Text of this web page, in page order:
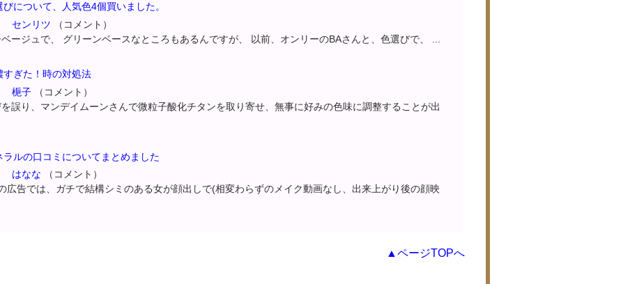
について、人気色4個買いました。
センリツ （コメント）
ージュで、 グリーンベースなところもあるんですが、 以前、オンリーのBAさんと、色選びで、 ...
すぎた！時の対処法
梔子 （コメント）
誤り、マンデイムーンさんで微粒子酸化チタンを取り寄せ、無事に好みの色味に調整することが出
ルの口コミについてまとめました
はなな （コメント）
広告では、ガチで結構シミのある女が顔出しで(相変わらずのメイク動画なし、出来上がり後の顔映
▲ページTOPへ